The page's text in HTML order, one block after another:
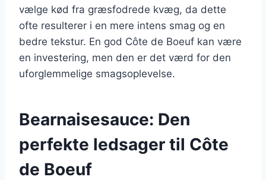
vælge kød fra græsfodrede kvæg, da dette
ofte resulterer i en mere intens smag og en
bedre tekstur. En god Côte de Boeuf kan være
en investering, men den er det værd for den
uforglemmelige smagsoplevelse.
Bearnaisesauce: Den
perfekte ledsager til Côte
de Boeuf